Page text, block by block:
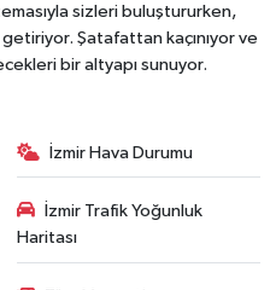
sizleri buluştururken,
Şatafattan kaçınıyor ve
bir altyapı sunuyor.
İzmir Hava Durumu
İzmir Trafik Yoğunluk
Haritası